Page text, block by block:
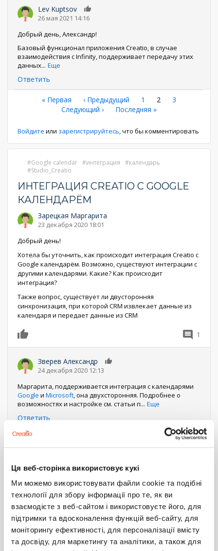
Ця веб-сторінка використовує кукі
Ми можемо використовувати файли cookie та подібні
технології для збору інформації про те, як ви
взаємодієте з веб-сайтом і використовуєте його, для
підтримки та вдосконалення функцій веб-сайту, для
моніторингу ефективності, для персоналізації вмісту
та досвіду, для маркетингу та аналітики, а також для
Lev Kuptsov
26 мая 2021 14:16
Добрый день, Александр!
Базовый функционал приложения Creatio, в случае
взаимодействия с Infinity, поддерживает передачу этих
данных... Еще
Ответить
Нумерация
страниц
Первая
страница
« Первая ←
‹ Предыдущий Страница
1
Текущая
2 Страница
3
Следующая
Следующий ›
Последняя
Последняя »
Войдите или зарегистрируйтесь, что бы комментировать
Google calendar интеграция
календарь
Studio_Creatio
ИНТЕГРАЦИЯ CREATIO С GOOGLE
КАЛЕНДАРЁМ
Зарецкая Маргарита
23 декабря 2020 18:01
Добрый день!
Хотела бы уточнить, как происходит интеграция Creatio с
Google календарём. Возможно, существуют интеграции с
другими календарями. Какие? Как происходит
интеграция?
Также вопрос, существует ли двусторонняя
синхронизация, при которой CRM извлекает данные из
календаря и передает данные из CRM
1
Зверев Александр
24 декабря 2020 12:13
Маргарита, поддерживается интеграция с календарями
Google и Microsoft, она двухсторонняя. Подробнее о
возможностях и настройке см. статьи п... Еще
Ответить
Нумерация
страница
СтраницаТекущая
страница
Страница
3
Следующая
Следующий ›
Последняя
Последняя »
Войдитеилизарегистрируйтесь, что бы комментировать
интеграция telegram
Service_Creatio_customer_center_edition
НАСТРОЙКА ОБРАБОТКИ ОТВЕТА
ВЕБ-СЕРВИСА